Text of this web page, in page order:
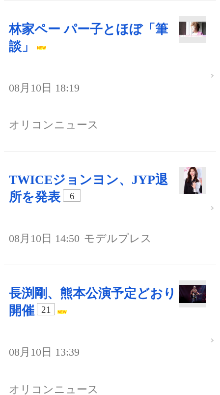
林家ペー パー子とほぼ「筆
談」
08月10日 18:19
オリコンニュース
TWICEジョンヨン、JYP退
所を発表
6
08月10日 14:50 モデルプレス
長渕剛、熊本公演予定どおり
開催
21
08月10日 13:39
オリコンニュース